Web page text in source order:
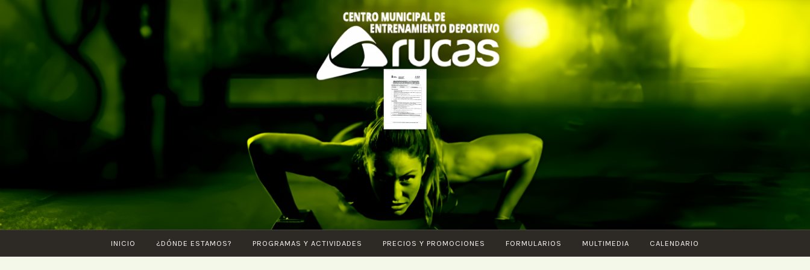
contenido
CENTRO DE
ENTRENAMIENTO
DEPORTIVO
ARUCAS
Piscina –
Fitness –
Entrenamiento
funcional –
Karate –
INICIO ¿DÓNDE ESTAMOS? PROGRAMAS Y ACTIVIDADES PRECIOS Y PROMOCIONES FORMULARIOS MULTIMEDIA CALENDARIO